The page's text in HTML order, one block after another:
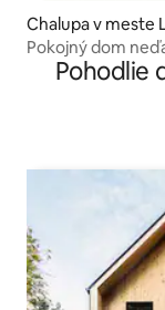
Chalupa v meste
Pokojný dom
Pohodlie